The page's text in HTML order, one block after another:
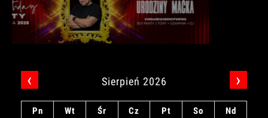
‹ Sierpień 2026 ›
Pn Wt Śr Cz Pt So
Nd